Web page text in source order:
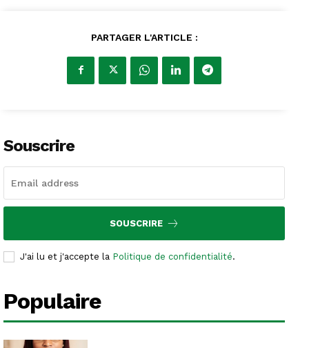
PARTAGER L'ARTICLE :
Souscrire
SOUSCRIRE
J'ai lu et j'accepte la Politique de confidentialité.
Populaire